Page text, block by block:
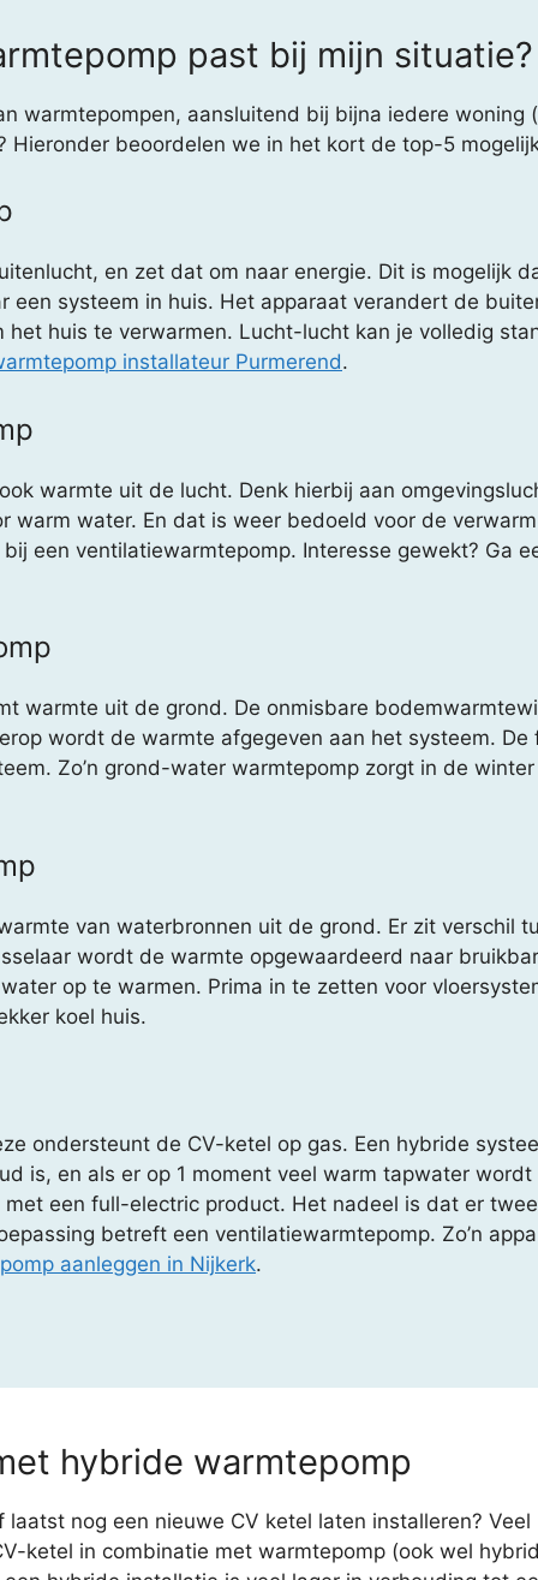
past bij mijn situatie?
warmtepompen, aansluitend bij bijna iedere woning
Hieronder beoordelen we in het kort de top-5
en zet dat om naar energie. Dit is mogelijk
een systeem in huis. Het apparaat verandert de
het huis te verwarmen. Lucht-lucht kan je volledig
installateur Purmerend.
warmte uit de lucht. Denk hierbij aan
warm water. En dat is weer bedoeld voor de
een ventilatiewarmtepomp. Interesse gewekt? Ga
warmte uit de grond. De onmisbare
wordt de warmte afgegeven aan het systeem.
Zo’n grond-water warmtepomp zorgt in de
van waterbronnen uit de grond. Er zit verschil
wordt de warmte opgewaardeerd naar
op te warmen. Prima in te zetten voor
koel huis.
ondersteunt de CV-ketel op gas. Een hybride
is, en als er op 1 moment veel warm tapwater
een full-electric product. Het nadeel is dat er
betreft een ventilatiewarmtepomp. Zo’n
aanleggen in Nijkerk.
hybride warmtepomp
nog een nieuwe CV ketel laten installeren?
ketel in combinatie met warmtepomp (ook wel